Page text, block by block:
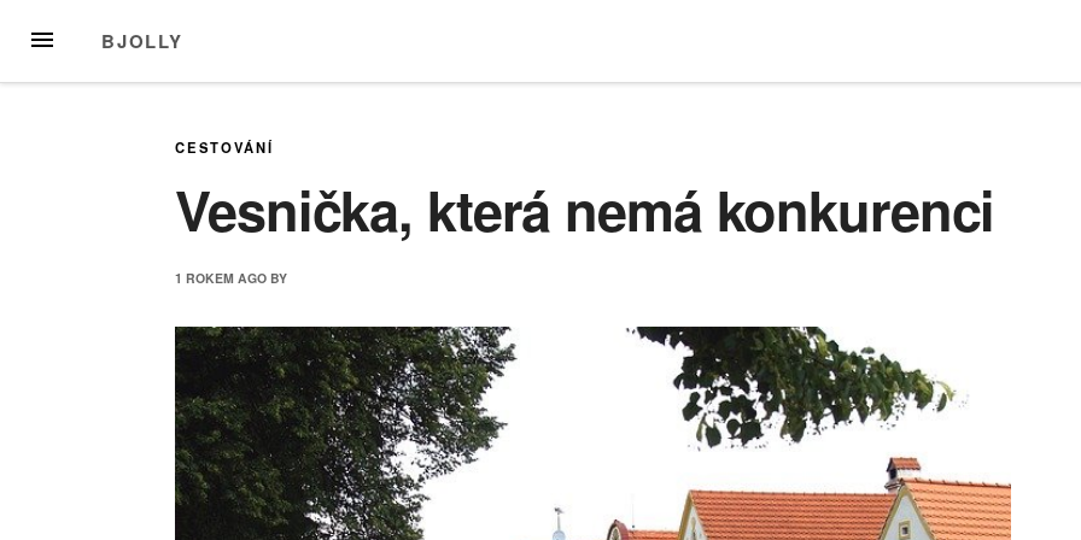
MENU BJOLLY
CESTOVÁNÍ
Vesnička, která nemá konkurenci
1 ROKEM AGO BY